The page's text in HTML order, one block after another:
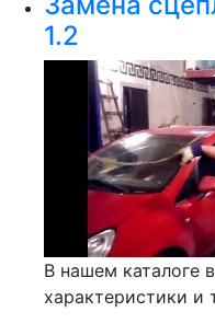
1.2
В нашем каталоге
характеристики и